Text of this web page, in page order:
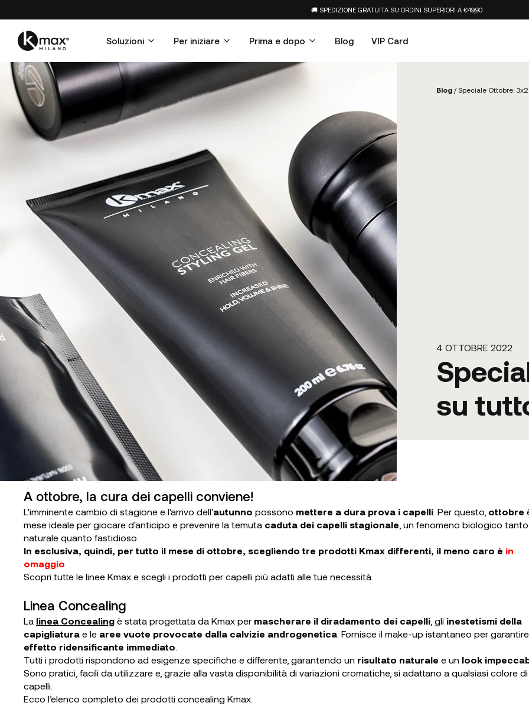
🚚 SPEDIZIONE GRATUITA SU ORDINI SUPERIORI A €49,90
Soluzioni Per iniziare Prima e dopo Blog VIP Card
Blog / Speciale Ottobre:
4 OTTOBRE 2022
su
A ottobre, la cura dei capelli conviene!
L'imminente cambio di stagione e l'arrivo dell'autunno possono mettere a dura prova i capelli . Per questo, ottobre
mese ideale per giocare d'anticipo e prevenire la temuta caduta dei capelli stagionale , un fenomeno biologico tanto
naturale quanto fastidioso.
In esclusiva, quindi, per tutto il mese di ottobre, scegliendo tre prodotti Kmax differenti, il meno caro è in
omaggio
Scopri tutte le linee Kmax e scegli i prodotti per capelli più adatti alle tue necessità.
Linea Concealing
La linea Concealing è stata progettata da Kmax per mascherare il diradamento dei capelli , gli inestetismi della
capigliatura e le aree vuote provocate dalla calvizie androgenetica . Fornisce il make-up istantaneo per
effetto ridensificante immediato
Tutti i prodotti rispondono ad esigenze specifiche e differente, garantendo un risultato naturale e un look
Sono pratici, facili da utilizzare e, grazie alla vasta disponibilità di variazioni cromatiche, si adattano a qualsiasi colore di
capelli.
Ecco l’elenco completo dei prodotti concealing Kmax.